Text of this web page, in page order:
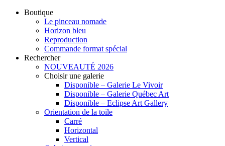
Boutique
Le pinceau nomade
Horizon bleu
Reproduction
Commande format spécial
Rechercher
NOUVEAUTÉ 2026
Choisir une galerie
Disponible – Galerie Le Vivoir
Disponible – Galerie Québec Art
Disponible – Eclipse Art Gallery
Orientation de la toile
Carré
Horizontal
Vertical